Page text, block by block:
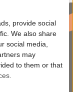
provide social
We also share
social media,
may
to them or that